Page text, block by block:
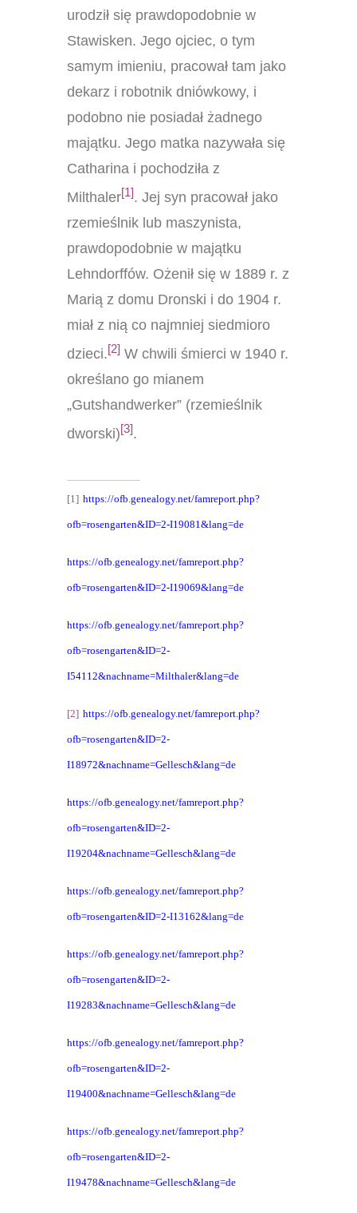
urodził się prawdopodobnie w
Stawisken. Jego ojciec, o tym
samym imieniu, pracował tam jako
dekarz i robotnik dniówkowy, i
podobno nie posiadał żadnego
majątku. Jego matka nazywała się
Catharina i pochodziła z
Milthaler[1]. Jej syn pracował jako
rzemieślnik lub maszynista,
prawdopodobnie w majątku
Lehndorffów. Ożenił się w 1889 r. z
Marią z domu Dronski i do 1904 r.
miał z nią co najmniej siedmioro
dzieci.[2] W chwili śmierci w 1940 r.
określano go mianem
„Gutshandwerker” (rzemieślnik
dworski)[3].
[1] https://ofb.genealogy.net/famreport.php?
ofb=rosengarten&ID=2-I19081&lang=de
https://ofb.genealogy.net/famreport.php?
ofb=rosengarten&ID=2-I19069&lang=de
https://ofb.genealogy.net/famreport.php?
ofb=rosengarten&ID=2-
I54112&nachname=Milthaler&lang=de
[2] https://ofb.genealogy.net/famreport.php?
ofb=rosengarten&ID=2-
I18972&nachname=Gellesch&lang=de
https://ofb.genealogy.net/famreport.php?
ofb=rosengarten&ID=2-
I19204&nachname=Gellesch&lang=de
https://ofb.genealogy.net/famreport.php?
ofb=rosengarten&ID=2-I13162&lang=de
https://ofb.genealogy.net/famreport.php?
ofb=rosengarten&ID=2-
I19283&nachname=Gellesch&lang=de
https://ofb.genealogy.net/famreport.php?
ofb=rosengarten&ID=2-
I19400&nachname=Gellesch&lang=de
https://ofb.genealogy.net/famreport.php?
ofb=rosengarten&ID=2-
I19478&nachname=Gellesch&lang=de